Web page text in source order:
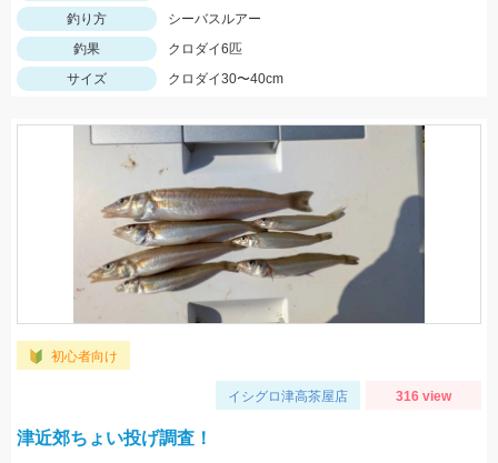
釣り方
シーバスルアー
釣果
クロダイ6匹
サイズ
クロダイ30〜40cm
初心者向け
イシグロ津高茶屋店 316 view
津近郊ちょい投げ調査！